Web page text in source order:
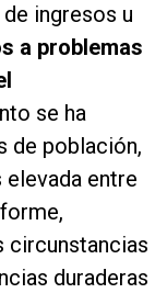
ingresos u
a problemas
se ha
de población,
elevada entre
circunstancias
duraderas